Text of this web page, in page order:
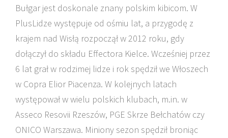
Bułgar jest doskonale znany polskim kibicom. W
PlusLidze występuje od ośmiu lat, a przygodę z
krajem nad Wisłą rozpoczął w 2012 roku, gdy
dołączył do składu Effectora Kielce. Wcześniej przez
6 lat grał w rodzimej lidze i rok spędził we Włoszech
w Copra Elior Piacenza. W kolejnych latach
występował w wielu polskich klubach, m.in. w
Asseco Resovii Rzeszów, PGE Skrze Bełchatów czy
ONICO Warszawa. Miniony sezon spędził broniąc